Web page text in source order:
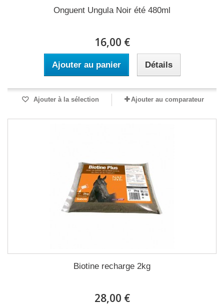
Onguent Ungula Noir été 480ml
16,00 €
Ajouter au panier Détails
Ajouter à la sélection Ajouter au comparateur
Biotine recharge 2kg
28,00 €